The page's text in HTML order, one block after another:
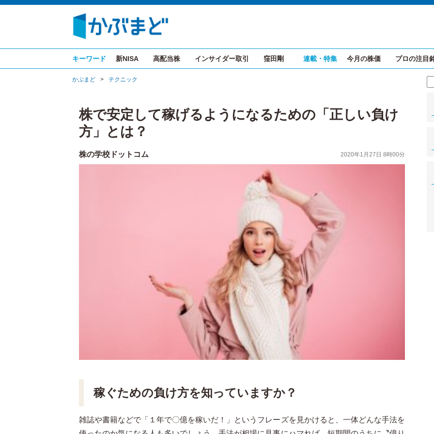
キーワード 新NISA 高配当株 インサイダー取引 窪田剛 連載・特集 今月の株価 プロの注目
かぶまど > テクニック
株で安定して稼げるようになるための「正しい負け
方」とは？
株の学校ドットコム 2020年1月27日 8時00分
稼ぐための負け方を知っていますか？
雑誌や書籍などで「１年で〇億を稼いだ！」というフレーズを見かけると、一体どんな手法を